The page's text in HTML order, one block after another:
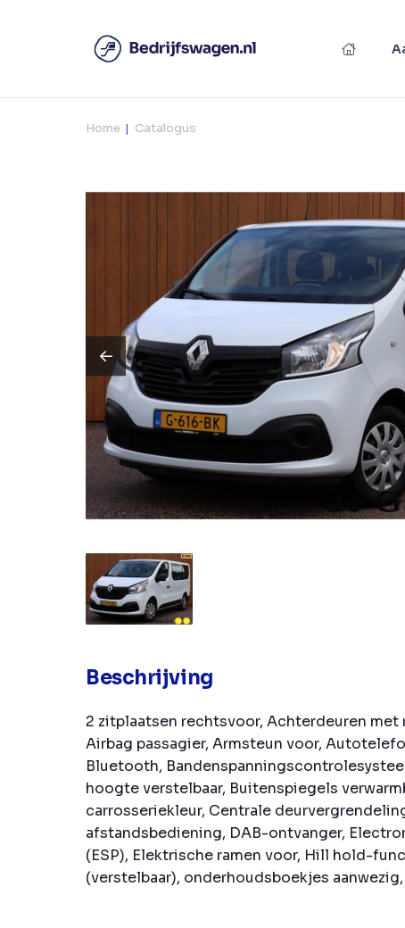
Home Catalogus
Beschrijving
2 zitplaatsen rechtsvoor, Achterdeuren
Airbag passagier, Armsteun voor,
Bluetooth,
hoogte verstelbaar, Buitenspiegels
carrosseriekleur, Centrale
afstandsbediening, DAB-ontvanger,
(ESP), Elektrische ramen voor, Hill hold-
(verstelbaar), onderhoudsboekjes